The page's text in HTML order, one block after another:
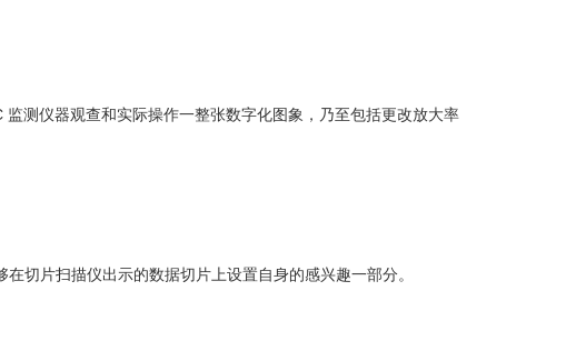
测仪器观查和实际操作一整张数字化图象，乃至包括更改放大率
切片扫描仪出示的数据切片上设置自身的感兴趣一部分。